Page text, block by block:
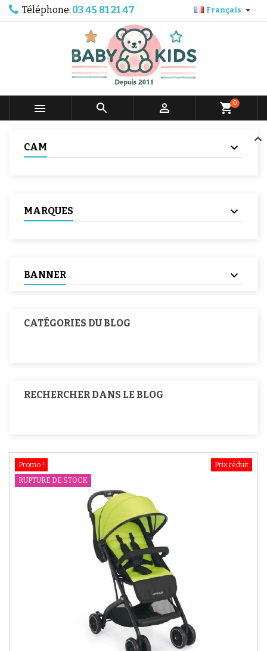
Téléphone: 03 45 81 21 47 Français 
   shopping_cart0
CAM
MARQUES
BANNER
CATÉGORIES DU BLOG
RECHERCHER DANS LE BLOG
Promo !
Prix réduit
RUPTURE DE STOCK